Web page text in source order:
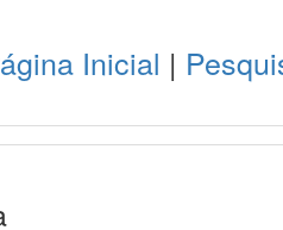
Inicial |